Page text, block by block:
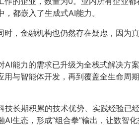
都嵌入了生成式AI能力。
时，金融机构也仍然存在疑虑，因为
AI能力的需求已升级为全栈式解决方
用与智能体开发，再到覆盖全生命周
技长期积累的技术优势、实践经验已
生态，形成“组合拳”输出，让数智